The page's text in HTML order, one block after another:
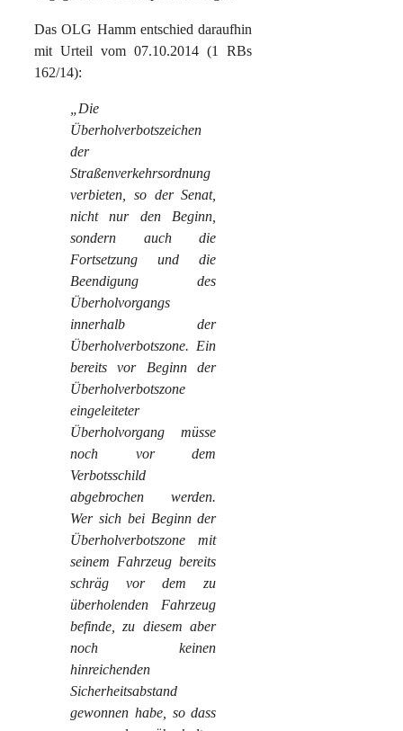
Das OLG Hamm entschied daraufhin
mit Urteil vom 07.10.2014 (1 RBs
162/14):
„Die
Überholverbotszeichen
der
Straßenverkehrsordnung
verbieten, so der Senat,
nicht nur den Beginn,
sondern auch die
Fortsetzung und die
Beendigung des
Überholvorgangs
innerhalb der
Überholverbotszone. Ein
bereits vor Beginn der
Überholverbotszone
eingeleiteter
Überholvorgang müsse
noch vor dem
Verbotsschild
abgebrochen werden.
Wer sich bei Beginn der
Überholverbotszone mit
seinem Fahrzeug bereits
schräg vor dem zu
überholenden Fahrzeug
befinde, zu diesem aber
noch keinen
hinreichenden
Sicherheitsabstand
gewonnen habe, so dass